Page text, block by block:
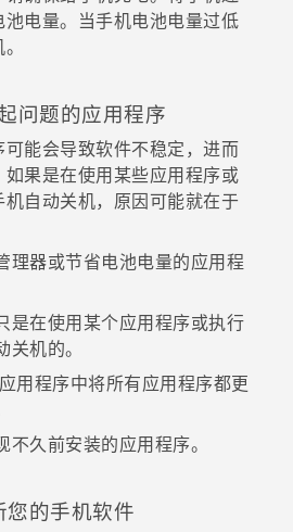
电量。当手机电池电量过低
问题的应用程序
能会导致软件不稳定，进而
果是在使用某些应用程序或
自动关机，原因可能就在于
理器或节省电池电量的应用程
是在使用某个应用程序或执行
机的。
应用程序中将所有应用程序都更
不久前安装的应用程序。
您的手机软件